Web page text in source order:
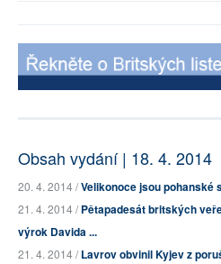
Obsah vydání | 18. 4. 2014
20. 4. 2014 /Velikonoce jsou pohanské
21. 4. 2014 /Pětapadesát britských
výrok Davida ...
21. 4. 2014 /Lavrov obvinil Kyjev z